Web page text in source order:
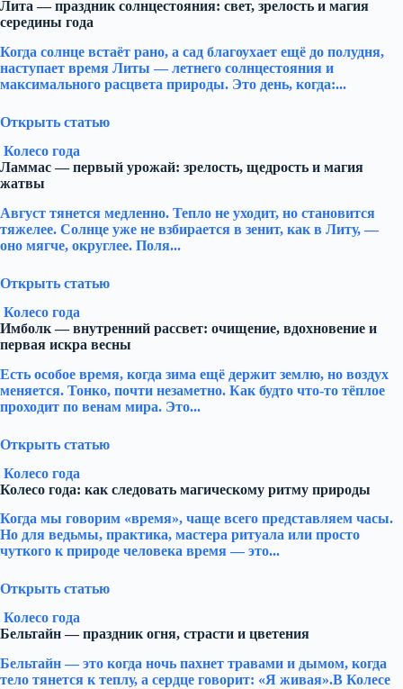
Лита — праздник солнцестояния: свет, зрелость и магия
середины года
Когда солнце встаёт рано, а сад благоухает ещё до полудня,
наступает время Литы — летнего солнцестояния и
максимального расцвета природы. Это день, когда:...
Открыть статью
Колесо года
Ламмас — первый урожай: зрелость, щедрость и магия
жатвы
Август тянется медленно. Тепло не уходит, но становится
тяжелее. Солнце уже не взбирается в зенит, как в Литу, —
оно мягче, округлее. Поля...
Открыть статью
Колесо года
Имболк — внутренний рассвет: очищение, вдохновение и
первая искра весны
Есть особое время, когда зима ещё держит землю, но воздух
меняется. Тонко, почти незаметно. Как будто что-то тёплое
проходит по венам мира. Это...
Открыть статью
Колесо года
Колесо года: как следовать магическому ритму природы
Когда мы говорим «время», чаще всего представляем часы.
Но для ведьмы, практика, мастера ритуала или просто
чуткого к природе человека время — это...
Открыть статью
Колесо года
Бельтайн — праздник огня, страсти и цветения
Бельтайн — это когда ночь пахнет травами и дымом, когда
тело тянется к теплу, а сердце говорит: «Я живая».В Колесе